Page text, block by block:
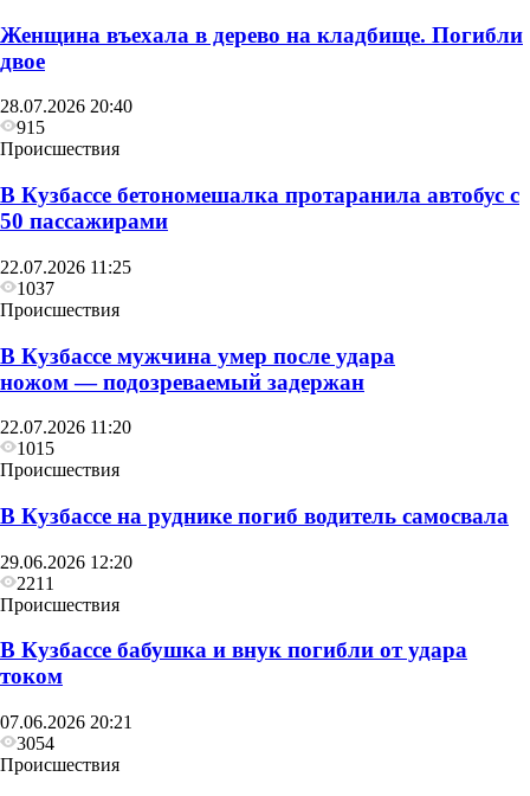
Женщина въехала в дерево на кладбище. Погибли
двое
28.07.2026 20:40
915
Происшествия
В Кузбассе бетономешалка протаранила автобус с
50 пассажирами
22.07.2026 11:25
1037
Происшествия
В Кузбассе мужчина умер после удара
ножом — подозреваемый задержан
22.07.2026 11:20
1015
Происшествия
В Кузбассе на руднике погиб водитель самосвала
29.06.2026 12:20
2211
Происшествия
В Кузбассе бабушка и внук погибли от удара
током
07.06.2026 20:21
3054
Происшествия